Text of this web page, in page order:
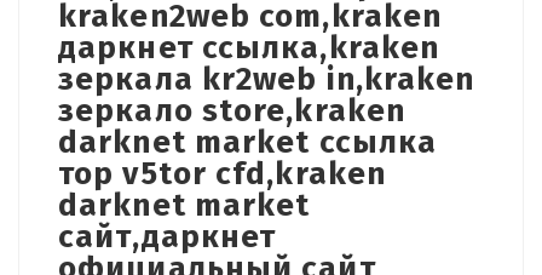
kraken2web com,kraken
даркнет ссылка,kraken
зеркала kr2web in,kraken
зеркало store,kraken
darknet market ссылка
тор v5tor cfd,kraken
darknet market
сайт,даркнет